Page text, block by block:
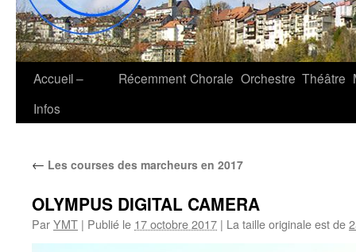
Accueil –
Infos
Récemment Chorale Orchestre Théâtre
← Les courses des marcheurs en 2017
OLYMPUS DIGITAL CAMERA
ParYMT | Publié le 17 octobre 2017 | La taille originale est de